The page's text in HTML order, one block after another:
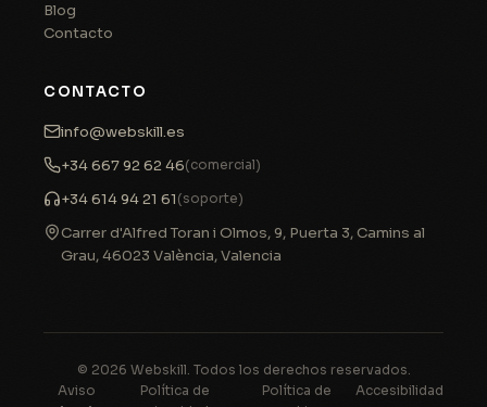
Blog
Contacto
CONTACTO
info@webskill.es
+34 667 92 62 46(comercial)
+34 614 94 21 61 (soporte)
Carrer d'Alfred Toran i Olmos, 9, Puerta 3, Camins al
Grau,46023 València,Valencia
© 2026 Webskill. Todos los derechos reservados.
Aviso
Política de
Política de
Accesibilidad